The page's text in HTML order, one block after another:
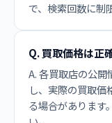
で、検索回数に制
Q. 買取価格は正
A. 各買取店の公
し、実際の買取
る場合があります